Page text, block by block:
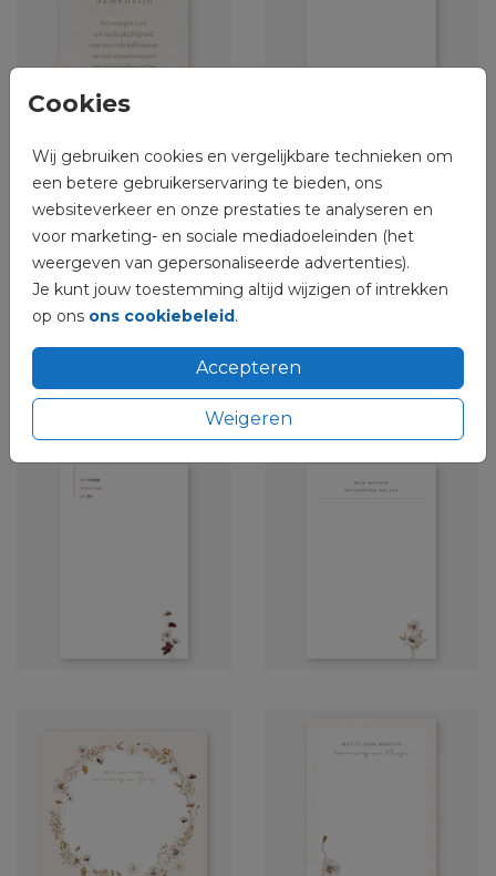
Cookies
Wij gebruiken cookies en vergelijkbare technieken om
een betere gebruikerservaring te bieden, ons
websiteverkeer en onze prestaties te analyseren en
voor marketing- en sociale mediadoeleinden (het
weergeven van gepersonaliseerde advertenties).
Je kunt jouw toestemming altijd wijzigen of intrekken
op ons ons cookiebeleid.
Accepteren
Weigeren